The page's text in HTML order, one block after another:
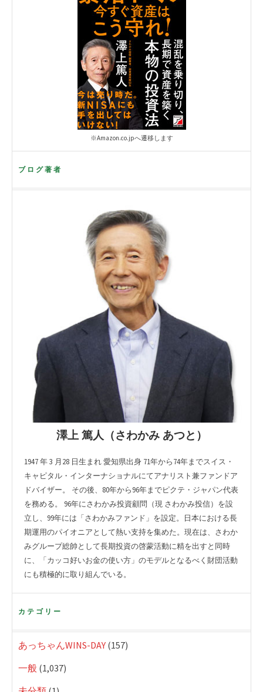
※Amazon.co.jpへ遷移します
ブログ著者
澤上 篤人（さわかみ あつと）
1947 年 3 月28 日生まれ 愛知県出身 71年から74年までスイス・
キャピタル・インターナショナルにてアナリスト兼ファンドア
ドバイザー。 その後、80年から96年までピクテ・ジャパン代表
を務める。 96年にさわかみ投資顧問（現 さわかみ投信）を設
立し、99年には「さわかみファンド」を設定。日本における長
期運用のパイオニアとして熱い支持を集めた。現在は、さわか
みグループ総帥として長期投資の啓蒙活動に精を出すと同時
に、「カッコ好いお金の使い方」のモデルとなるべく財団活動
にも積極的に取り組んでいる。
カテゴリー
あっちゃんWINS-DAY (157)
一般 (1,037)